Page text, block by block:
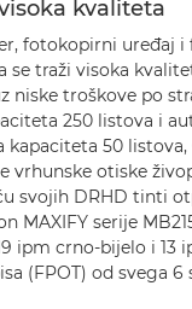
kvaliteta
fotokopirni uređaj i
se traži visoka
niske troškove po
250 listova i
50 listova,
vrhunske otiske
svojih DRHD tinti
MAXIFY serije
ipm crno-bijelo i 13
(FPOT) od svega 6